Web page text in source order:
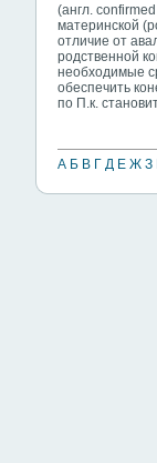
(англ.
материнской
отличие от
родственной
необходимые
обеспечить
по П.к.
А Б В Г Д Е Ж З